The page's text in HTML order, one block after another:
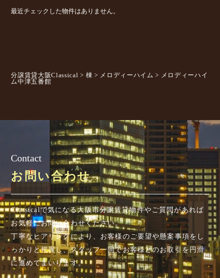
最近チェックした物件はありません。
分譲賃貸大阪Classical > 棟 > メロディーハイム > メロディーハイ
ム中津五番館
Contact
お問い合わせ
Classicalで気になる大阪市分譲賃貸物件やご質問があれば
お気軽にお問い合わせください。
丁寧なヒアリングにより、お客様のご要望や懸案事項を し
っかりと把握し、スタッフ一同でお客様とのお取引を円滑
に進めてまいります。